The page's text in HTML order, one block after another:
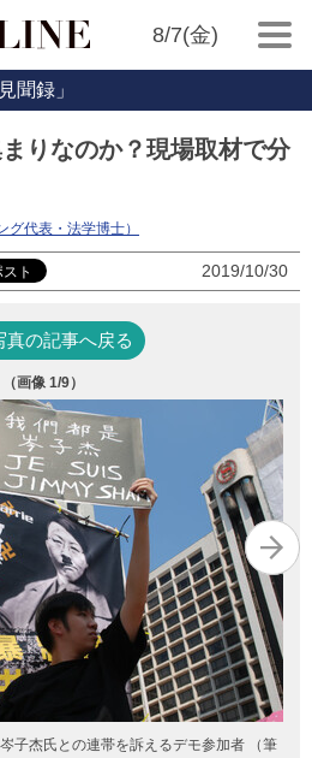
8/7(金)
聞録」
りなのか？現場取材で分
グ代表・法学博士）
2019/10/30
真の記事へ戻る
（画像 1/9）
子杰氏との連帯を訴えるデモ参加者 （筆